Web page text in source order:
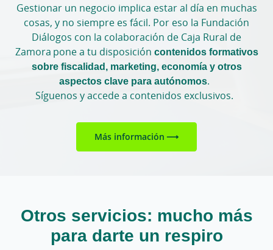
Gestionar un negocio implica estar al día en muchas
cosas, y no siempre es fácil. Por eso la Fundación
Diálogos con la colaboración de Caja Rural de
Zamora pone a tu disposición contenidos formativos
sobre fiscalidad, marketing, economía y otros
aspectos clave para autónomos.
Síguenos y accede a contenidos exclusivos.
Más información
Otros servicios: mucho más
para darte un respiro